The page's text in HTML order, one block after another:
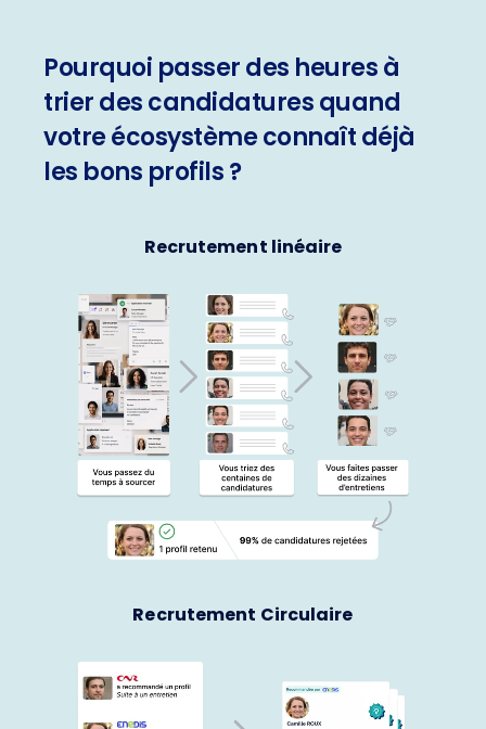
Pourquoi passer des heures à
trier des candidatures quand
votre écosystème connaît déjà
les bons profils ?
Recrutement linéaire
Recrutement Circulaire